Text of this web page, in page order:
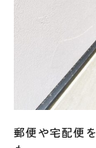
郵便や宅配便